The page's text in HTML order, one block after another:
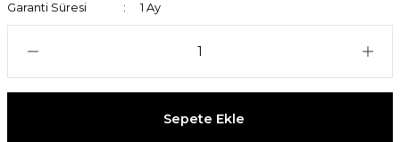
Garanti Süresi
1 Ay
Sepete Ekle